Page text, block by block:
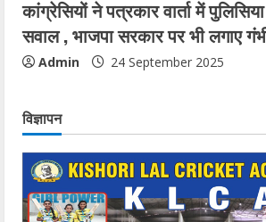
कांग्रेसियों ने पत्रकार वार्ता में
सवाल , भाजपा सरकार पर भी लगाए
Admin 24 September 2025
विज्ञापन